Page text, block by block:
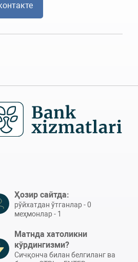
Ҳозир сайтда:
рўйхатдан ўтганлар - 0
меҳмонлар - 1
Матнда хатоликни
кўрдингизми?
Сичқонча билан белгиланг ва